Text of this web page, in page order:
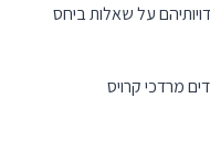
על שאלות ביחס
מרדכי קרויס